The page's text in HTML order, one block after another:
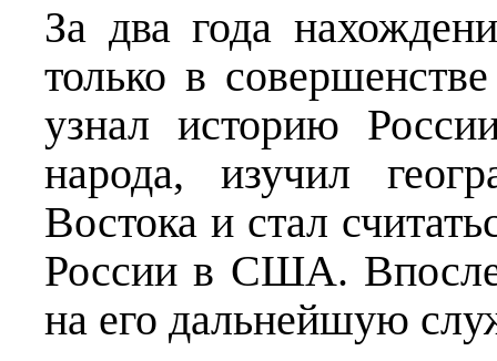
За два года
только в
узнал историю
народа, изучил
Востока и стал
России в США.
на его дальнейшую